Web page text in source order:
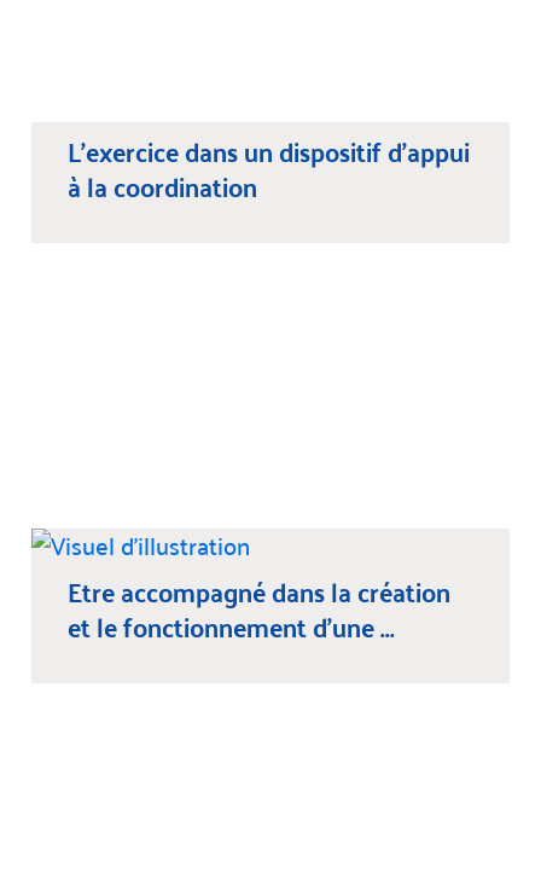
L’exercice dans un dispositif d’appui
à la coordination
Etre accompagné dans la création
et le fonctionnement d’une ...